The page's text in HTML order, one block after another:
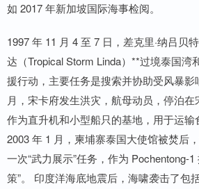
如 2017 年新加坡国际海事检阅。
1997 年 11 月 4 至 7 日，差克里·纳吕贝
达（Tropical Storm Linda）**过境泰国湾
援行动，主要任务是搜索并协助受风暴影
月，宋卡府发生洪灾，航母动员，停泊在
作为直升机和小型船只的基地，用于运输
2003 年 1 月，柬埔寨泰国大使馆被焚后
一次“武力展示”任务，作为 Pochentong-
策”。 印度洋海底地震后，海啸袭击了包